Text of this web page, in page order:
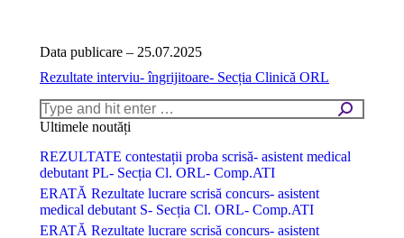
Data publicare – 25.07.2025
Rezultate interviu- îngrijitoare- Secția Clinică ORL
Search:
Ultimele noutăți
REZULTATE contestații proba scrisă- asistent medical
debutant PL- Secția Cl. ORL- Comp.ATI
ERATĂ Rezultate lucrare scrisă concurs- asistent
medical debutant S- Secția Cl. ORL- Comp.ATI
ERATĂ Rezultate lucrare scrisă concurs- asistent